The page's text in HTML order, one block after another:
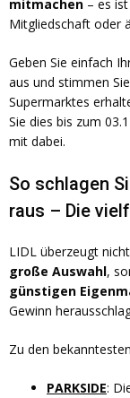
mitmachen – es
Mitgliedschaft oder
Geben Sie einfach
aus und stimmen
Supermarktes
Sie dies bis zum
mit dabei.
So schlagen
raus – Die
LIDL überzeugt
große Auswahl,
günstigen
Gewinn
Zu den
PARKSIDE: